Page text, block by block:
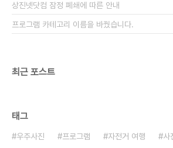
상진넷닷컴 잠정 폐쇄에 따른 안내
프로그램 카테고리 이름을 바꿨습니다.
최근 포스트
태그
우주사진 프로그램 자전거 여행 사